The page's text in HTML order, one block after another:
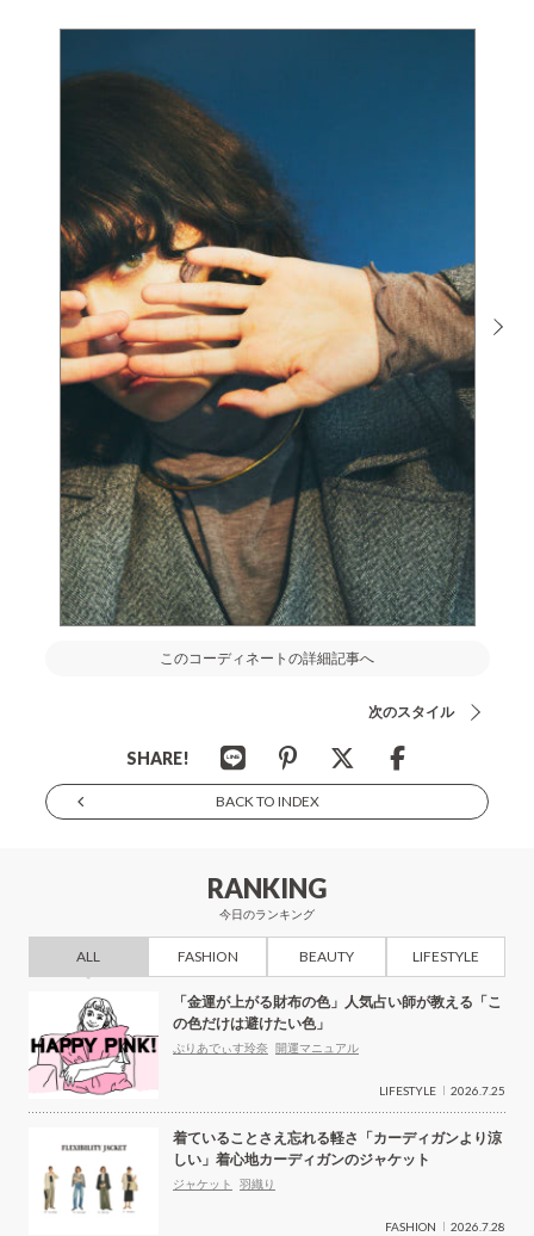
このコーディネートの詳細記事へ
次のスタイル
SHARE!
BACK TO INDEX
RANKING
今日のランキング
ALL FASHION BEAUTY LIFESTYLE
「金運が上がる財布の色」人気占い師が教える「こ
の色だけは避けたい色」
ぷりあでぃす玲奈 開運マニュアル
LIFESTYLE 2026.7.25
着ていることさえ忘れる軽さ「カーディガンより涼
しい」着心地カーディガンのジャケット
ジャケット 羽織り
FASHION 2026.7.28